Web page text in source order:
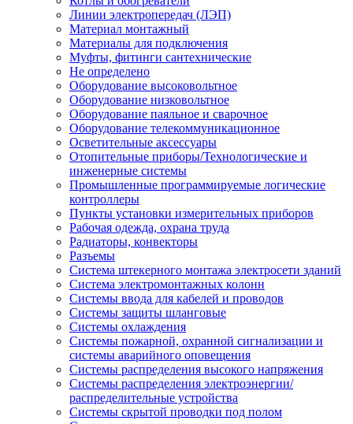
Линии электропередач (ЛЭП)
Материал монтажный
Материалы для подключения
Муфты, фитинги сантехнические
Не определено
Оборудование высоковольтное
Оборудование низковольтное
Оборудование паяльное и сварочное
Оборудование телекоммуникационное
Осветительные аксессуары
Отопительные приборы/Технологические и
инженерные системы
Промышленные программируемые логические
контроллеры
Пункты установки измерительных приборов
Рабочая одежда, охрана труда
Радиаторы, конвекторы
Разъемы
Система штекерного монтажа электросети зданий
Система электромонтажных колонн
Системы ввода для кабелей и проводов
Системы защиты шланговые
Системы охлаждения
Системы пожарной, охранной сигнализации и
системы аварийного оповещения
Системы распределения высокого напряжения
Системы распределения электроэнергии/
распределительные устройства
Системы скрытой проводки под полом